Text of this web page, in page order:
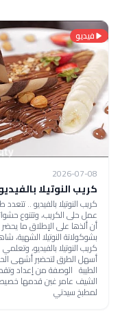
فيديو
2026-07-08
كريب النوتيلا
كريب النوتيلا بالفيديو ..
عمل حلى الكريب، وتتنوع
أن ألذها على الإطلاق ما يحضر
بشوكولاتة النوتيلا الشهية،
كريب النوتيلا بالفيديو، وتعلمي
أسهل الطرق لتحضير أشهى
الطيبة الوصفة من إعداد
الشيف عامر غبن قدمها
لمطبخ سيدتي